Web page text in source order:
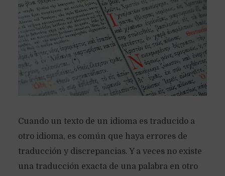
Cuando un texto de un idioma es traducido a
otro idioma, es común que haya errores de
traducción y discrepancias. Y a veces no existe
una traducción exacta de una palabra en otro